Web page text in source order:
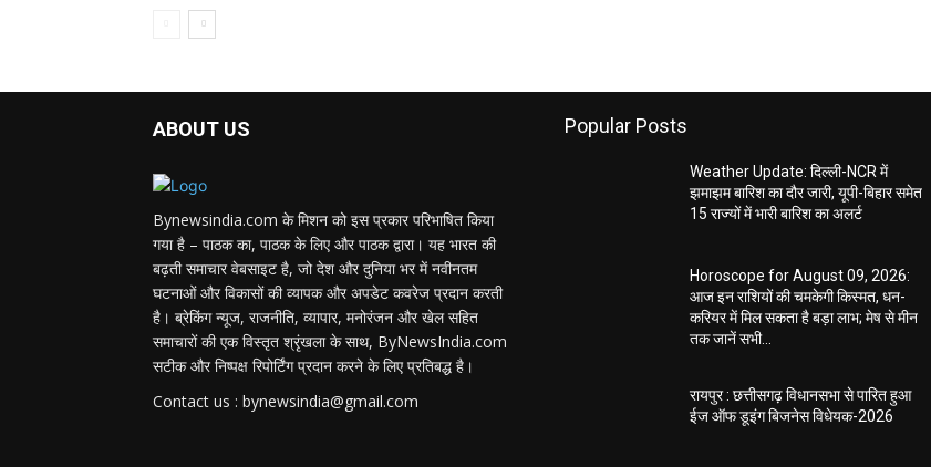
ABOUT US
Bynewsindia.com के मिशन को इस प्रकार परिभाषित किया
गया है – पाठक का, पाठक के लिए और पाठक द्वारा। यह भारत की
बढ़ती समाचार वेबसाइट है, जो देश और दुनिया भर में नवीनतम
घटनाओं और विकासों की व्यापक और अपडेट कवरेज प्रदान करती
है। ब्रेकिंग न्यूज, राजनीति, व्यापार, मनोरंजन और खेल सहित
समाचारों की एक विस्तृत श्रृंखला के साथ, ByNewsIndia.com
सटीक और निष्पक्ष रिपोर्टिंग प्रदान करने के लिए प्रतिबद्ध है।
Contact us : bynewsindia@gmail.com
Popular Posts
Weather Update: दिल्ली-NCR में
झमाझम बारिश का दौर जारी, यूपी-बिहार समेत
15 राज्यों में भारी बारिश का अलर्ट
Horoscope for August 09, 2026:
आज इन राशियों की चमकेगी किस्मत, धन-
करियर में मिल सकता है बड़ा लाभ; मेष से मीन
तक जानें सभी...
रायपुर : छत्तीसगढ़ विधानसभा से पारित हुआ
ईज ऑफ डूइंग बिजनेस विधेयक-2026